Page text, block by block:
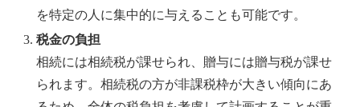
を特定の人に集中的に与えることも可能です。
税金の負担
相続には相続税が課せられ、贈与には贈与税が課せ
られます。相続税の方が非課税枠が大きい傾向にあ